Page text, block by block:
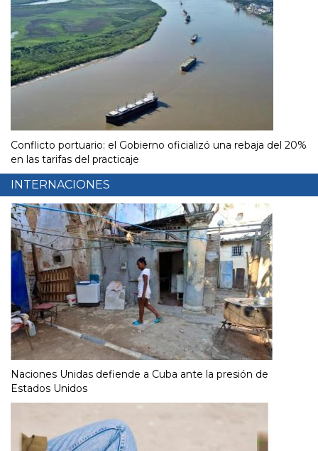
Conflicto portuario: el Gobierno oficializó una rebaja del 20%
en las tarifas del practicaje
INTERNACIONES
Naciones Unidas defiende a Cuba ante la presión de
Estados Unidos